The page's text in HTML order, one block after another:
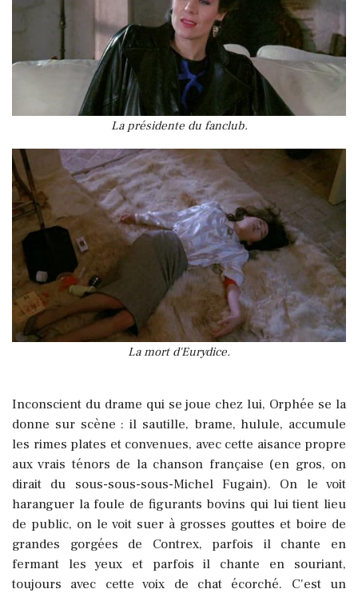
La présidente du fanclub.
La mort d'Eurydice.
Inconscient du drame qui se joue chez lui, Orphée se la
donne sur scène : il sautille, brame, hulule, accumule
les rimes plates et convenues, avec cette aisance propre
aux vrais ténors de la chanson française (en gros, on
dirait du sous-sous-sous-Michel Fugain). On le voit
haranguer la foule de figurants bovins qui lui tient lieu
de public, on le voit suer à grosses gouttes et boire de
grandes gorgées de Contrex, parfois il chante en
fermant les yeux et parfois il chante en souriant,
toujours avec cette voix de chat écorché. C'est un